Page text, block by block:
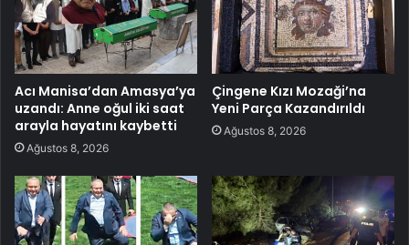
Acı Manisa’dan Amasya’ya
uzandı: Anne oğul iki saat
arayla hayatını kaybetti
Ağustos 8, 2026
Çingene Kızı Mozaği’na
Yeni Parça Kazandırıldı
Ağustos 8, 2026